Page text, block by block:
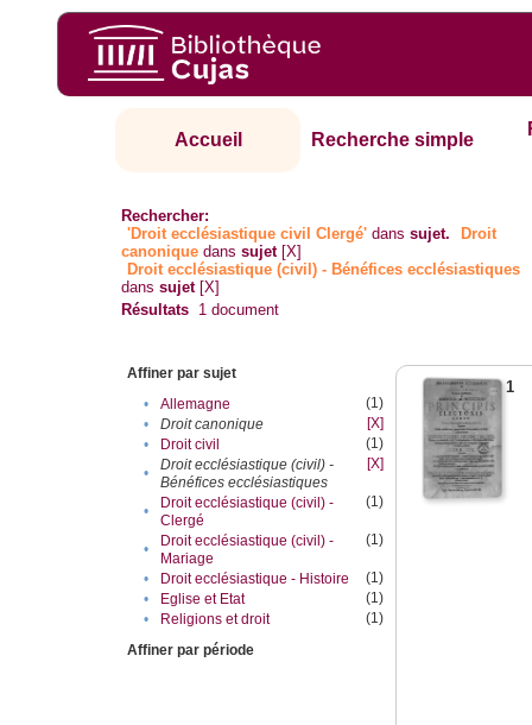
Accueil Recherche simple
Rechercher:
'Droit ecclésiastique civil Clergé' danssujet.
Droit
canonique danssujet [X]
Droit ecclésiastique (civil) - Bénéfices ecclésiastiques
danssujet [X]
Résultats 1 document
Affiner par sujet
•
Allemagne
(1)
•
Droit canonique
[X]
•
Droit civil
(1)
•
Droit ecclésiastique (civil) -
Bénéfices ecclésiastiques
[X]
•
Droit ecclésiastique (civil) -
Clergé
(1)
•
Droit ecclésiastique (civil) -
Mariage
(1)
• Droit ecclésiastique - Histoire
(1)
•
Eglise et Etat
(1)
•
Religions et droit
(1)
Affiner par période
1